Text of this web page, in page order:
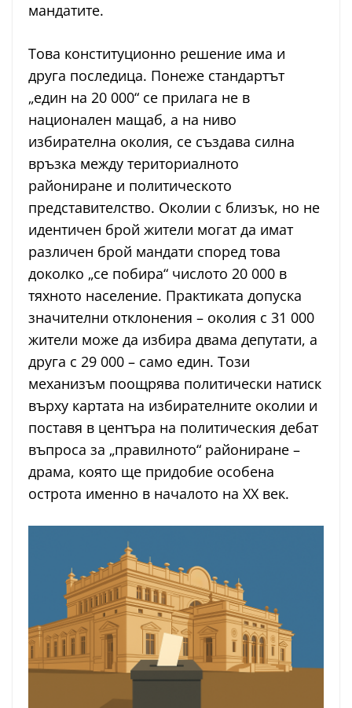
мандатите.
Това конституционно решение има и
друга последица. Понеже стандартът
„един на 20 000“ се прилага не в
национален мащаб, а на ниво
избирателна околия, се създава силна
връзка между териториалното
райониране и политическото
представителство. Околии с близък, но не
идентичен брой жители могат да имат
различен брой мандати според това
доколко „се побира“ числото 20 000 в
тяхното население. Практиката допуска
значителни отклонения – околия с 31 000
жители може да избира двама депутати, а
друга с 29 000 – само един. Този
механизъм поощрява политически натиск
върху картата на избирателните околии и
поставя в центъра на политическия дебат
въпроса за „правилното“ райониране –
драма, която ще придобие особена
острота именно в началото на XX век.